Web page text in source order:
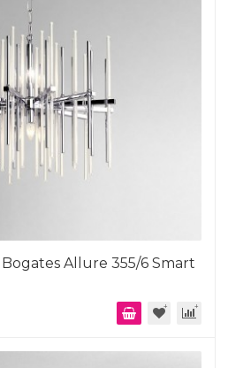
Allure 355/6 Smart